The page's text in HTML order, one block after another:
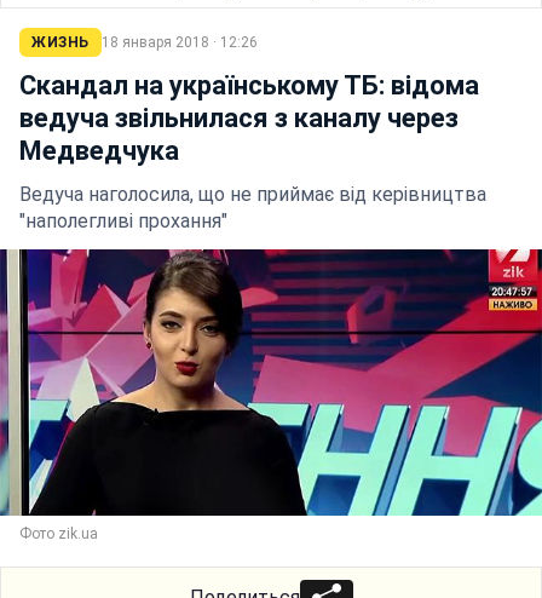
ЖИЗНЬ 18 января 2018 · 12:26
Скандал на українському ТБ: відома
ведуча звільнилася з каналу через
Медведчука
Ведуча наголосила, що не приймає від керівництва
"наполегливі прохання"
Фото zik.ua